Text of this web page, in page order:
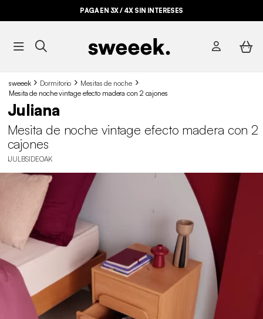
PAGA EN 3X / 4X SIN INTERESES
sweeek Dormitorio
Mesitas de noche
Mesita de noche vintage efecto madera con 2 cajones
Juliana
Mesita de noche vintage efecto madera con 2
cajones
IJULBSIDEOAK